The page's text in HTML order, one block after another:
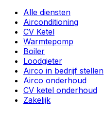
Alle diensten
Airconditioning
CV Ketel
Warmtepomp
Boiler
Loodgieter
Airco in bedrijf stellen
Airco onderhoud
CV ketel onderhoud
Zakelijk